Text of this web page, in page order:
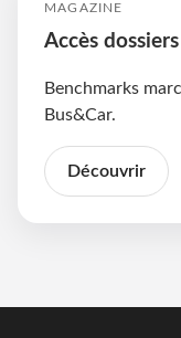
MAGAZINE
Accès dossiers
Benchmarks
Bus&Car.
Découvrir